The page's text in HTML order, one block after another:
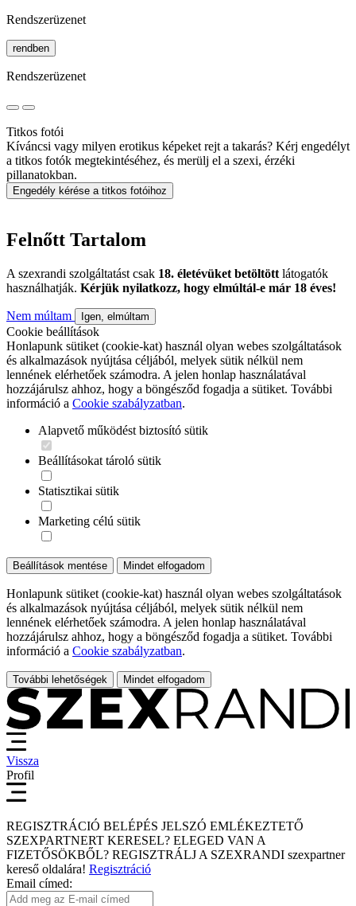
Rendszerüzenet
rendben
Rendszerüzenet
Titkos fotói
Kíváncsi vagy milyen erotikus képeket rejt a takarás? Kérj engedélyt
a titkos fotók megtekintéséhez, és merülj el a szexi, érzéki
pillanatokban.
Engedély kérése a titkos fotóihoz
Felnőtt Tartalom
A szexrandi szolgáltatást csak 18. életévüket betöltött látogatók
használhatják. Kérjük nyilatkozz, hogy elmúltál-e már 18 éves!
Nem múltam Igen, elmúltam
Cookie beállítások
Honlapunk sütiket (cookie-kat) használ olyan webes szolgáltatások
és alkalmazások nyújtása céljából, melyek sütik nélkül nem
lennének elérhetőek számodra. A jelen honlap használatával
hozzájárulsz ahhoz, hogy a böngésződ fogadja a sütiket. További
információ a Cookie szabályzatban.
Alapvető működést biztosító sütik
Beállításokat tároló sütik
Statisztikai sütik
Marketing célú sütik
Beállítások mentése Mindet elfogadom
Honlapunk sütiket (cookie-kat) használ olyan webes szolgáltatások
és alkalmazások nyújtása céljából, melyek sütik nélkül nem
lennének elérhetőek számodra. A jelen honlap használatával
hozzájárulsz ahhoz, hogy a böngésződ fogadja a sütiket. További
információ a Cookie szabályzatban.
További lehetőségek Mindet elfogadom
Vissza
Profil
REGISZTRÁCIÓ BELÉPÉS JELSZÓ EMLÉKEZTETŐ
SZEXPARTNERT KERESEL? ELEGED VAN A
FIZETŐSÖKBŐL? REGISZTRÁLJ A SZEXRANDI szexpartner
kereső oldalára! Regisztráció
Email címed: